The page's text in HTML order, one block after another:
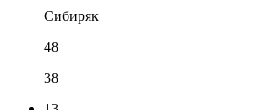
Сибиряк
48
38